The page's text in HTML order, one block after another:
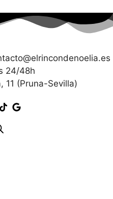
24/48h
11 (Pruna-Sevilla)